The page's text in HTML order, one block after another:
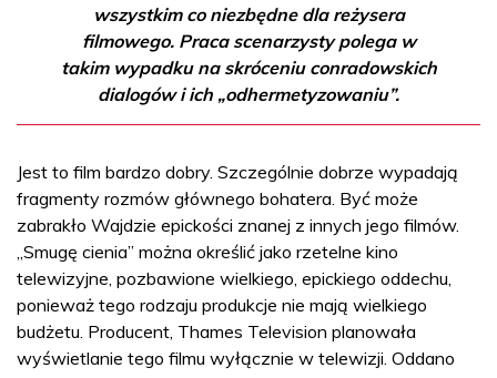
wszystkim co niezbędne dla reżysera
filmowego. Praca scenarzysty polega w
takim wypadku na skróceniu conradowskich
dialogów i ich „odhermetyzowaniu”.
Jest to film bardzo dobry. Szczególnie dobrze wypadają
fragmenty rozmów głównego bohatera. Być może
zabrakło Wajdzie epickości znanej z innych jego filmów.
„Smugę cienia” można określić jako rzetelne kino
telewizyjne, pozbawione wielkiego, epickiego oddechu,
ponieważ tego rodzaju produkcje nie mają wielkiego
budżetu. Producent, Thames Television planowała
wyświetlanie tego filmu wyłącznie w telewizji. Oddano